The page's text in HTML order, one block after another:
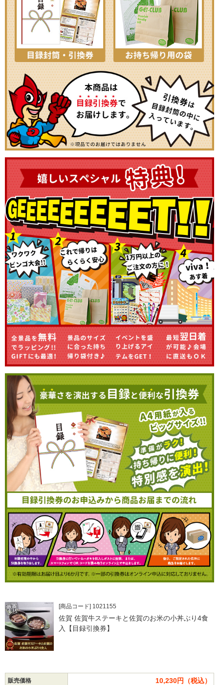
[商品コード] 1021155
佐賀 佐賀牛ステーキと佐賀のお米の小丼ぶり4食
入【目録引換券】
販売価格 10,230円（税込）